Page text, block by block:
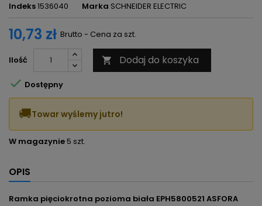
Indeks1536040 Marka SCHNEIDER ELECTRIC
10,73 zł Brutto - Cena za szt.
Ilość  Dodaj do koszyka
 Dostępny
🚚Towar wyślemy jutro!
W magazynie5 szt.
OPIS
Ramka pięciokrotna pozioma biała EPH5800521 ASFORA